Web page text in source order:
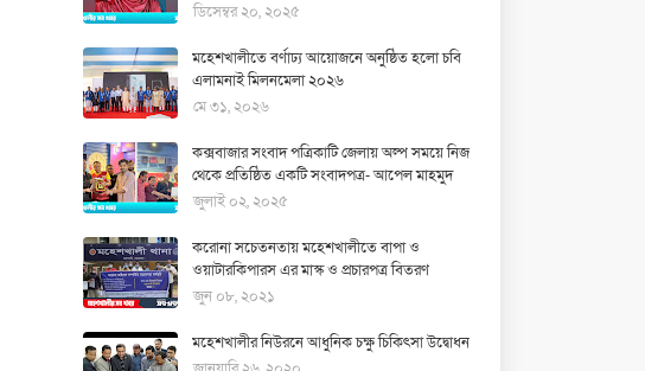
ডিসেম্বর ২০, ২০২৫
মহেশখালীতে বর্ণাঢ্য আয়োজনে অনুষ্ঠিত হলো চবি
এলামনাই মিলনমেলা ২০২৬
মে ৩১, ২০২৬
কক্সবাজার সংবাদ পত্রিকাটি জেলায় অল্প সময়ে নিজ
থেকে প্রতিষ্ঠিত একটি সংবাদপত্র- আপেল মাহমুদ
জুলাই ০২, ২০২৫
করোনা সচেতনতায় মহেশখালীতে বাপা ও
ওয়াটারকিপারস এর মাস্ক ও প্রচারপত্র বিতরণ
জুন ০৮, ২০২১
মহেশখালীর নিউরনে আধুনিক চক্ষু চিকিৎসা উদ্বোধন